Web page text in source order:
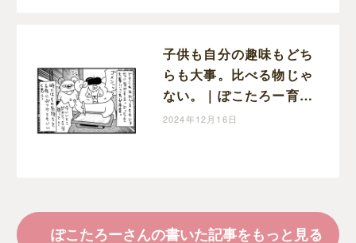
子供も自分の趣味もどち
らも大事。比べる物じゃ
ない。｜ぽこたろー育児
漫画
2024年12月16日
ぽこたろーさんの書いた記事をもっと見る